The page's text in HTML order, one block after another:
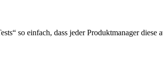
so einfach, dass jeder Produktmanager